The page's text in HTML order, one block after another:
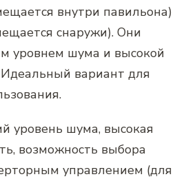
внутри павильона)
снаружи). Они
уровнем шума и высокой
вариант для
уровень шума, высокая
возможность выбора
управлением (для